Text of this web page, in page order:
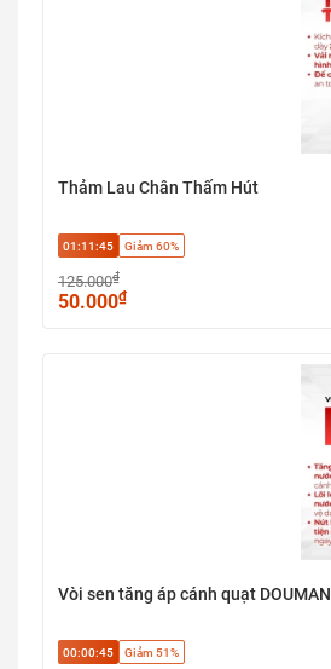
Thảm Lau Chân Thấm Hút
01:11:45 Giảm 60%
125.000₫
50.000₫
Vòi sen tăng áp cánh quạt DOUMAN
00:00:45 Giảm 51%